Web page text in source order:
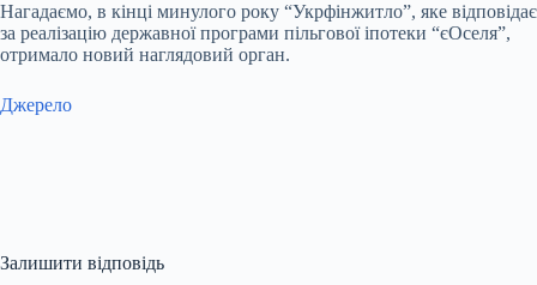
Нагадаємо, в кінці минулого року “Укрфінжитло”, яке відповідає
за реалізацію державної програми пільгової іпотеки “єОселя”,
отримало новий наглядовий орган.
Джерело
Залишити відповідь